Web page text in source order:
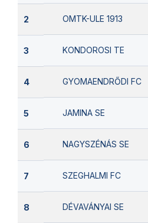
2 OMTK-ULE 1913
3 KONDOROSI TE
4 GYOMAENDRŐDI FC
5 JAMINA SE
6 NAGYSZÉNÁS SE
7 SZEGHALMI FC
8 DÉVAVÁNYAI SE